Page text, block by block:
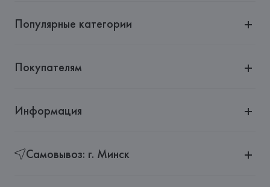
Популярные категории
Покупателям
Информация
Самовывоз: г. Минск